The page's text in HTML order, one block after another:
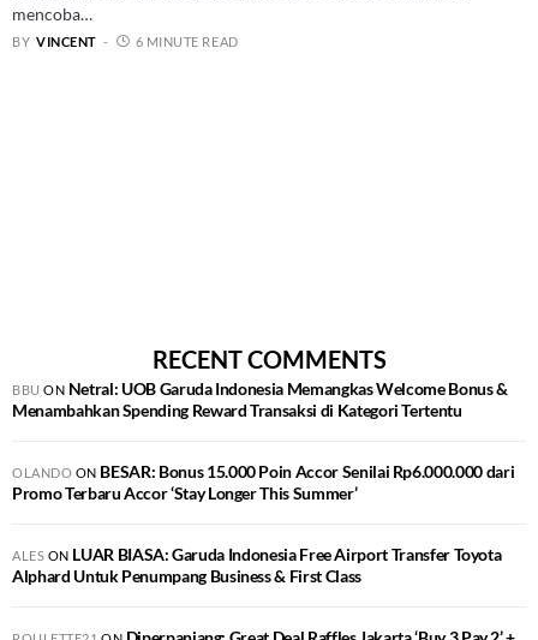
mencoba…
BY VINCENT 6 MINUTE READ
RECENT COMMENTS
BBU ON Netral: UOB Garuda Indonesia Memangkas Welcome Bonus &
Menambahkan Spending Reward Transaksi di Kategori Tertentu
OLANDO ON BESAR: Bonus 15.000 Poin Accor Senilai Rp6.000.000 dari
Promo Terbaru Accor ‘Stay Longer This Summer’
ALES ON LUAR BIASA: Garuda Indonesia Free Airport Transfer Toyota
Alphard Untuk Penumpang Business & First Class